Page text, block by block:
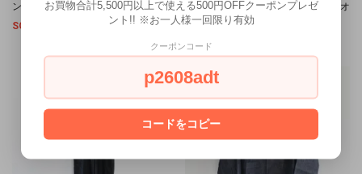
ンツ'' (LADIES')
SOLD OUT
トライプコンボフレアスリーブプルオ
ーバー'' (LADIES')
SOLD OUT
お買物合計5,500円以上で使える500円OFFクーポンプレゼ
ント!! ※お一人様一回限り有効
クーポンコード
p2608adt
コードをコピー